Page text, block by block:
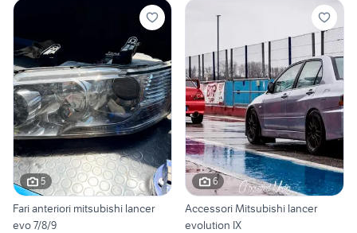
5
Fari anteriori mitsubishi lancer
evo 7/8/9
6
Accessori Mitsubishi lancer
evolution IX